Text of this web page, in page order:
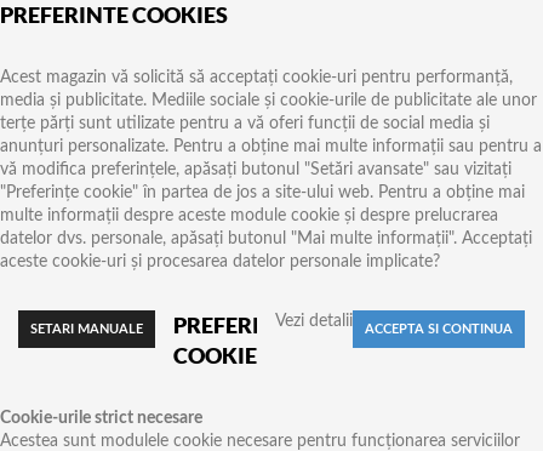
PREFERINTE COOKIES
Acest magazin vă solicită să acceptați cookie-uri pentru performanță,
media și publicitate. Mediile sociale și cookie-urile de publicitate ale unor
terțe părți sunt utilizate pentru a vă oferi funcții de social media și
anunțuri personalizate. Pentru a obține mai multe informații sau pentru a
vă modifica preferințele, apăsați butonul "Setări avansate" sau vizitați
"Preferințe cookie" în partea de jos a site-ului web. Pentru a obține mai
multe informații despre aceste module cookie și despre prelucrarea
datelor dvs. personale, apăsați butonul "Mai multe informații". Acceptați
aceste cookie-uri și procesarea datelor personale implicate?
Vezi detalii
PREFERINTE
COOKIES
Cookie-urile strict necesare
Acestea sunt modulele cookie necesare pentru funcționarea serviciilor